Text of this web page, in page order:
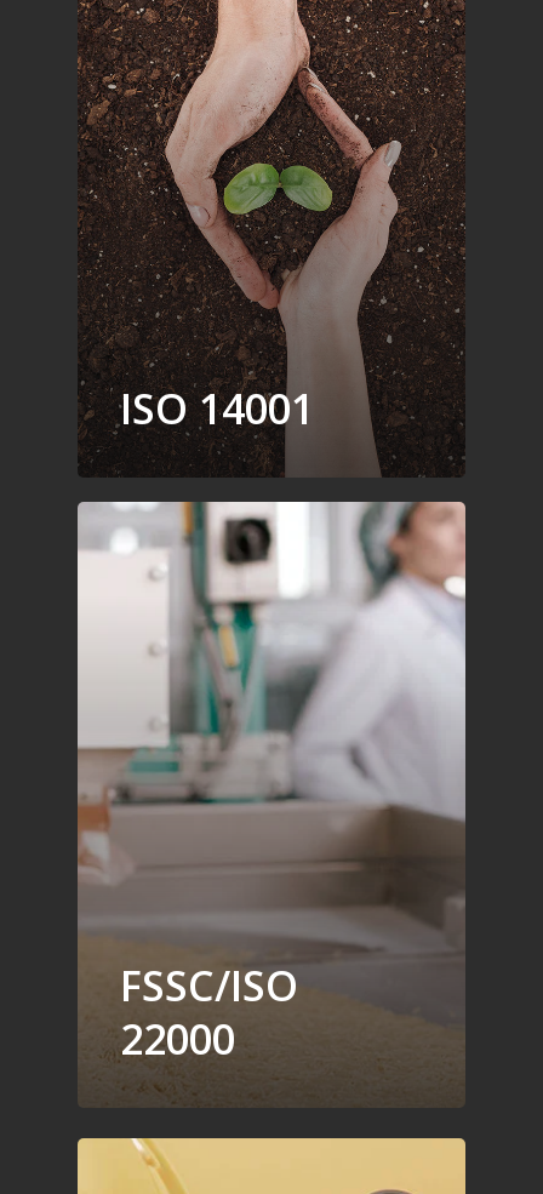
ISO 14001
FSSC/ISO
22000